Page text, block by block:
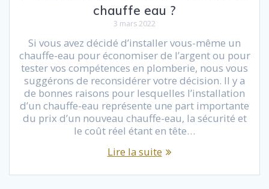
chauffe eau ?
3 mars 2022
Si vous avez décidé d’installer vous-même un
chauffe-eau pour économiser de l’argent ou pour
tester vos compétences en plomberie, nous vous
suggérons de reconsidérer votre décision. Il y a
de bonnes raisons pour lesquelles l’installation
d’un chauffe-eau représente une part importante
du prix d’un nouveau chauffe-eau, la sécurité et
le coût réel étant en tête…
Lire la suite